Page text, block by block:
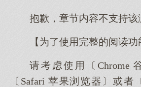
抱歉，章节内容不支持该
【为了使用完整的阅读功
请考虑使用〔Chrome
〔Safari 苹果浏览器〕或者